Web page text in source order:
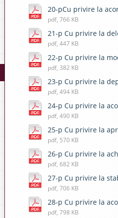
20-pCu privire la
pdf, 766 KB
21-p Cu privire la
pdf, 447 KB
22-p Cu privire la
pdf, 382 KB
23-p Cu privire la
pdf, 494 KB
24-p Cu privire la
pdf, 490 KB
25-p Cu privire la
pdf, 570 KB
26-p Cu privire la
pdf, 682 KB
27-p Cu privire la
pdf, 706 KB
28-p Cu privire la
pdf, 798 KB